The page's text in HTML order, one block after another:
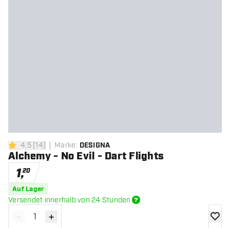
4.5 Bewertungssterne
4.5[14] Marke: DESIGNA
Alchemy - No Evil - Dart Flights
1,20
Auf Lager
Versendet innerhalb von 24 Stunden
Menge verringern
- Menge erhöhen
+ Zur